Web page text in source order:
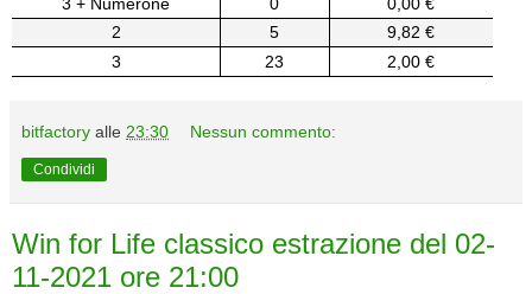
2
5
9,82 €
3
23 2,00 €
bitfactory alle 23:30 Nessun commento:
Condividi
Win for Life classico estrazione del 02-
11-2021 ore 21:00